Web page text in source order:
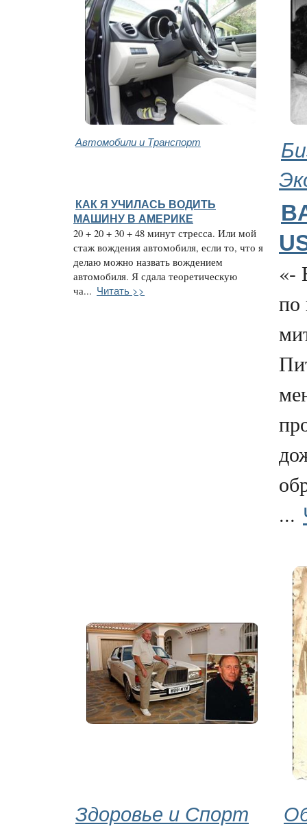
Автомобили и Транспорт
КАК Я УЧИЛАСЬ ВОДИТЬ
МАШИНУ В АМЕРИКЕ
20 + 20 + 30 + 48 минут стресса. Или мой
стаж вождения автомобиля, если то, что я
делаю можно назвать вождением
автомобиля. Я сдала теоретическую
ча... Читать >>
«-
по
...
Здоровье и Спорт